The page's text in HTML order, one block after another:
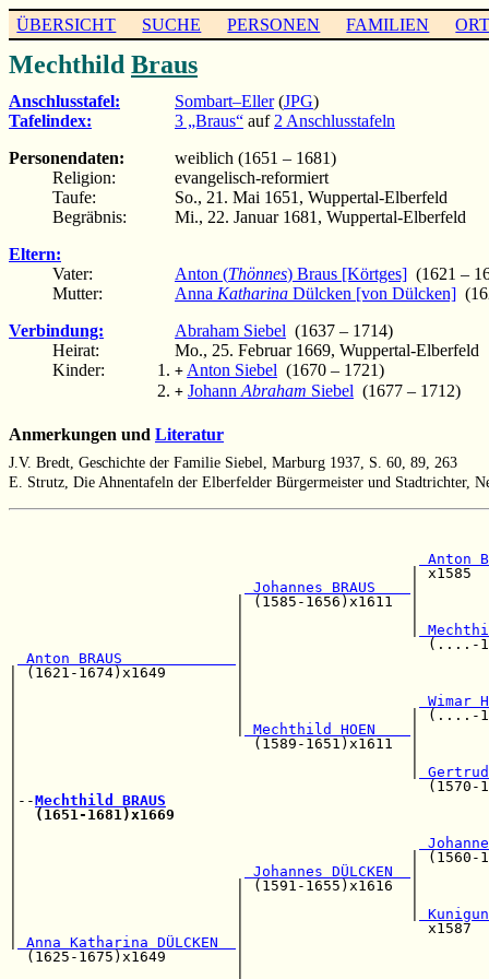
ÜBERSICHT SUCHE PERSONEN FAMILIEN
Mechthild Braus
Anschlusstafel: Sombart–Eller(JPG)
Tafelindex:
3 „Braus“ auf 2 Anschlusstafeln
Personendaten:
weiblich (1651 – 1681)
Religion:
evangelisch-reformiert
Taufe:
So., 21. Mai 1651, Wuppertal-Elberfeld
Begräbnis:
Mi., 22. Januar 1681, Wuppertal-Elberfeld
Eltern:
Vater:
Anton (Thönnes) Braus [Körtges] (1621 –
Mutter:
Anna Katharina Dülcken [von Dülcken]
Verbindung:
Abraham Siebel (1637 – 1714)
Heirat:
Mo., 25. Februar 1669, Wuppertal-Elberfeld
Kinder:
+ Anton Siebel (1670 – 1721)
+ Johann Abraham Siebel (1677 – 1712)
Anmerkungen und Literatur
J.V. Bredt, Geschichte der Familie Siebel, Marburg 1937, S. 60, 89, 263
E. Strutz, Die Ahnentafeln der Elberfelder Bürgermeister und Stadtrichter,
Johannes BRAUS
| (1585-
|
Anton BRAUS
| (1621-
|                         |                   |
Mechthild HOEN
|                           (1589-
|
|--Mechthild BRAUS
(1651-1681)x1669
|                                             |
Johannes DÜLCKEN
|                         | (1591-
|                         |
Anna Katharina DÜLCKEN
(1625-1675)x1649